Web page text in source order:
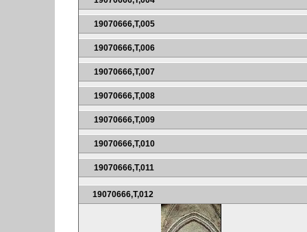
19070666,T,005
19070666,T,006
19070666,T,007
19070666,T,008
19070666,T,009
19070666,T,010
19070666,T,011
19070666,T,012